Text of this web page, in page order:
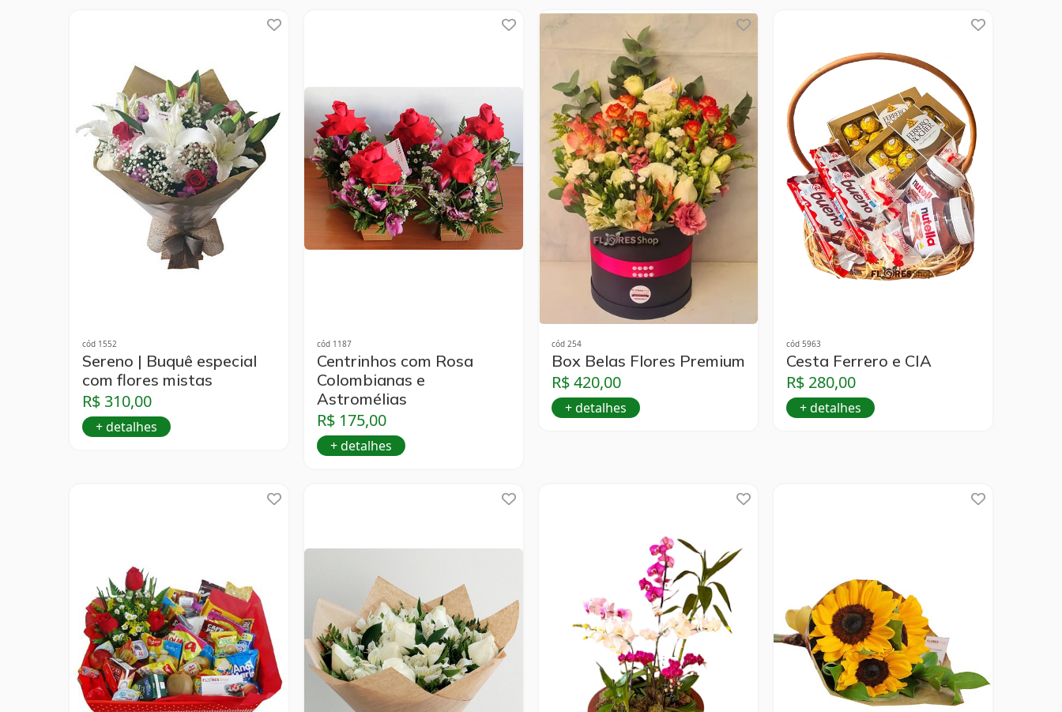
cód 1552
Sereno | Buquê especial
com flores mistas
R$ 310,00
+ detalhes
cód 1187
Centrinhos com Rosa
Colombianas e
Astromélias
R$ 175,00
+ detalhes
cód 254
Box Belas Flores Premium
R$ 420,00
+ detalhes
cód 5963
Cesta Ferrero e CIA
R$ 280,00
+ detalhes